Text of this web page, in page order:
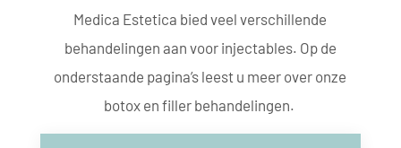
Medica Estetica bied veel verschillende
behandelingen aan voor injectables. Op de
onderstaande pagina’s leest u meer over onze
botox en filler behandelingen.